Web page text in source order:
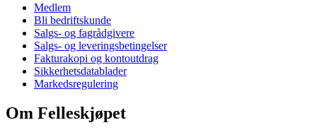
Medlem
Bli bedriftskunde
Salgs- og fagrådgivere
Salgs- og leveringsbetingelser
Fakturakopi og kontoutdrag
Sikkerhetsdatablader
Markedsregulering
Om Felleskjøpet